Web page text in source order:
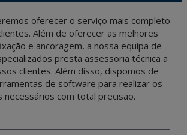
13, 26006 | Logroño (La Rioja).
oferecer o serviço mais completo
Além de oferecer as melhores
e ancoragem, a nossa equipa de
presta assessoria técnica a
clientes. Além disso, dispomos de
de software para realizar os
necessários com total precisão.